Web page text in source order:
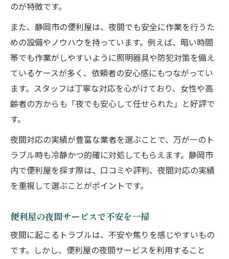
のが特徴です。
また、静岡市の便利屋は、夜間でも安全に作業を行うた
めの設備やノウハウを持っています。例えば、暗い時間
帯でも作業がしやすいように照明器具や防犯対策を備え
ているケースが多く、依頼者の安心感にもつながってい
ます。スタッフは丁寧な対応を心がけており、女性や高
齢者の方からも「夜でも安心して任せられた」と好評で
す。
夜間対応の実績が豊富な業者を選ぶことで、万が一のト
ラブル時も冷静かつ的確に対処してもらえます。静岡市
内で便利屋を探す際は、口コミや評判、夜間対応の実績
を重視して選ぶことがポイントです。
便利屋の夜間サービスで不安を一掃
夜間に起こるトラブルは、不安や焦りを感じやすいもの
です。しかし、便利屋の夜間サービスを利用すること